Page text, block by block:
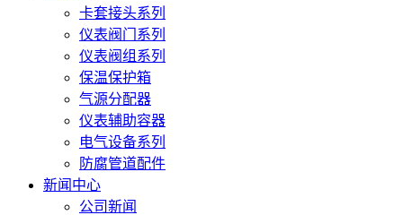
卡套接头系列
仪表阀门系列
仪表阀组系列
保温保护箱
气源分配器
仪表辅助容器
电气设备系列
防腐管道配件
新闻中心
公司新闻